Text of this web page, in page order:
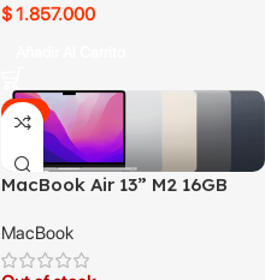
$1.857.000
-5%
MacBook Air 13” M2 16GB
MacBook